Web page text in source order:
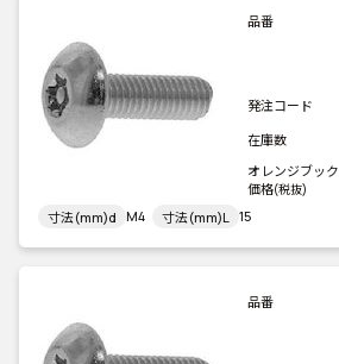
品番
発注コード
在庫数
オレンジブック
価格(税抜)
寸法(mm)d M4 寸法(mm)L 15
品番